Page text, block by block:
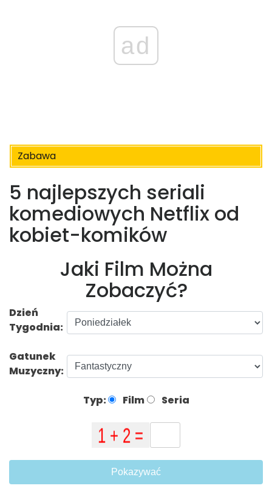
ad
Zabawa
5 najlepszych seriali
komediowych Netflix od
kobiet-komików
Jaki Film Można
Zobaczyć?
Dzień
Tygodnia:
Gatunek
Muzyczny:
Typ: Film Seria
Pokazywać